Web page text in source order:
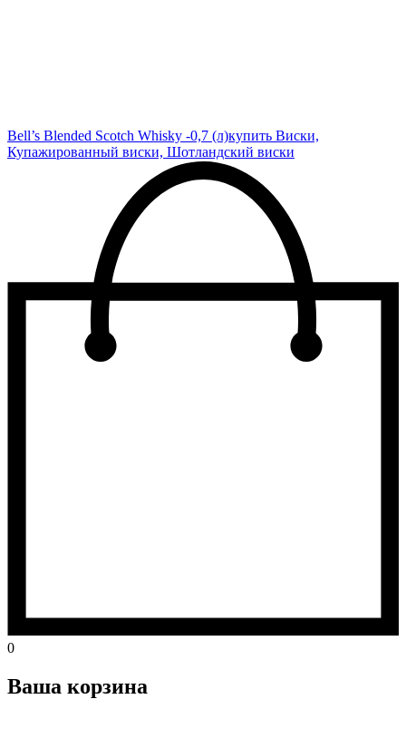
Bell’s Blended Scotch Whisky -0,7 (л)купить Виски,
Купажированный виски, Шотландский виски
0
Ваша корзина